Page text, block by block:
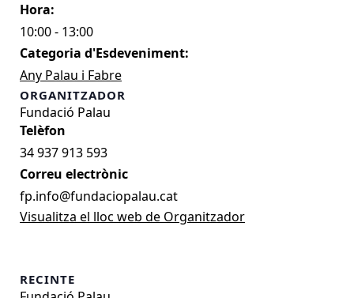
Hora:
10:00 - 13:00
Categoria d'Esdeveniment:
Any Palau i Fabre
ORGANITZADOR
Fundació Palau
34 937 913 593
Correu electrònic
fp.info@fundaciopalau.cat
Visualitza el lloc web de Organitzador
RECINTE